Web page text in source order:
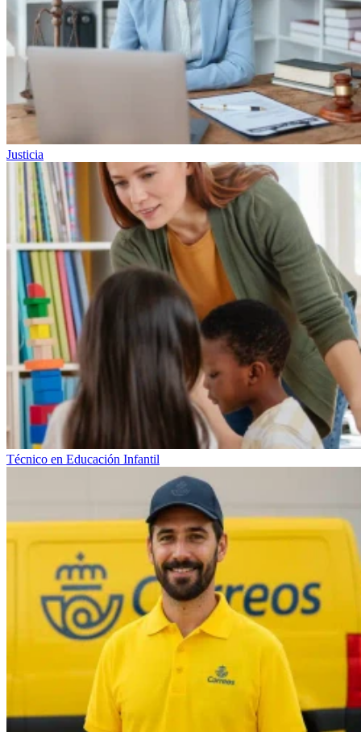
Justicia
Técnico en Educación Infantil